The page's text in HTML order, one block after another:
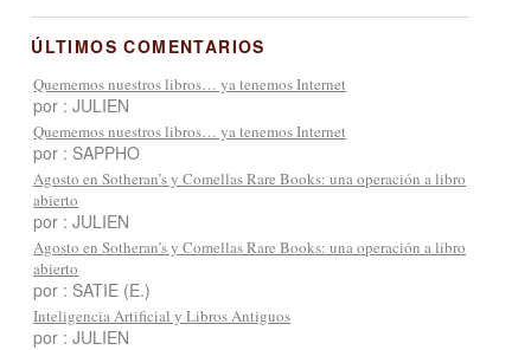
ÚLTIMOS COMENTARIOS
Quememos nuestros libros… ya tenemos Internet
por : JULIEN
Quememos nuestros libros… ya tenemos Internet
por : SAPPHO
Agosto en Sotheran’s y Comellas Rare Books: una operación a libro
abierto
por : JULIEN
Agosto en Sotheran’s y Comellas Rare Books: una operación a libro
abierto
por : SATIE (E.)
Inteligencia Artificial y Libros Antiguos
por : JULIEN